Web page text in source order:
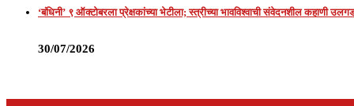
‘बंधिनी’ ९ ऑक्टोबरला प्रेक्षकांच्या भेटीला; स्त्रीच्या भावविश्वाची संवेदनशील कहाणी
30/07/2026